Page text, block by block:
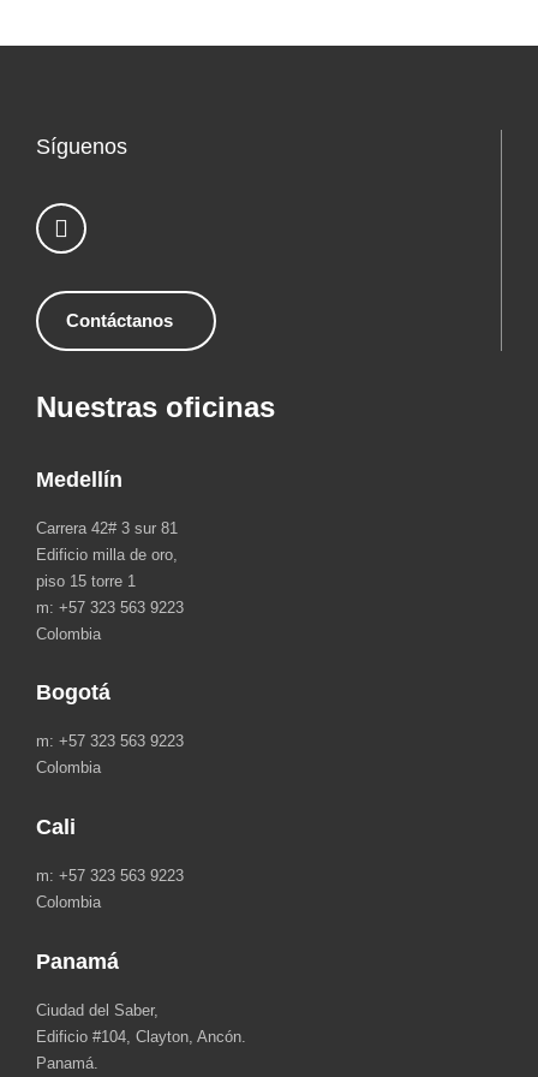
Síguenos
Contáctanos
Nuestras oficinas
Medellín
Carrera 42# 3 sur 81
Edificio milla de oro,
piso 15 torre 1
m: +57 323 563 9223
Colombia
Bogotá
m: +57 323 563 9223
Colombia
Cali
m: +57 323 563 9223
Colombia
Panamá
Ciudad del Saber,
Edificio #104, Clayton, Ancón.
Panamá.